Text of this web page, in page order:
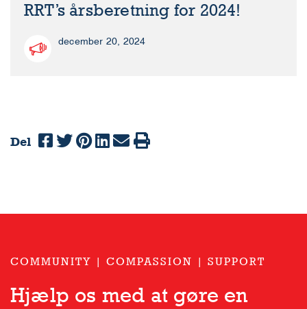
RRT’s årsberetning for 2024!
december 20, 2024
Del
COMMUNITY | COMPASSION | SUPPORT
Hjælp os med at gøre en